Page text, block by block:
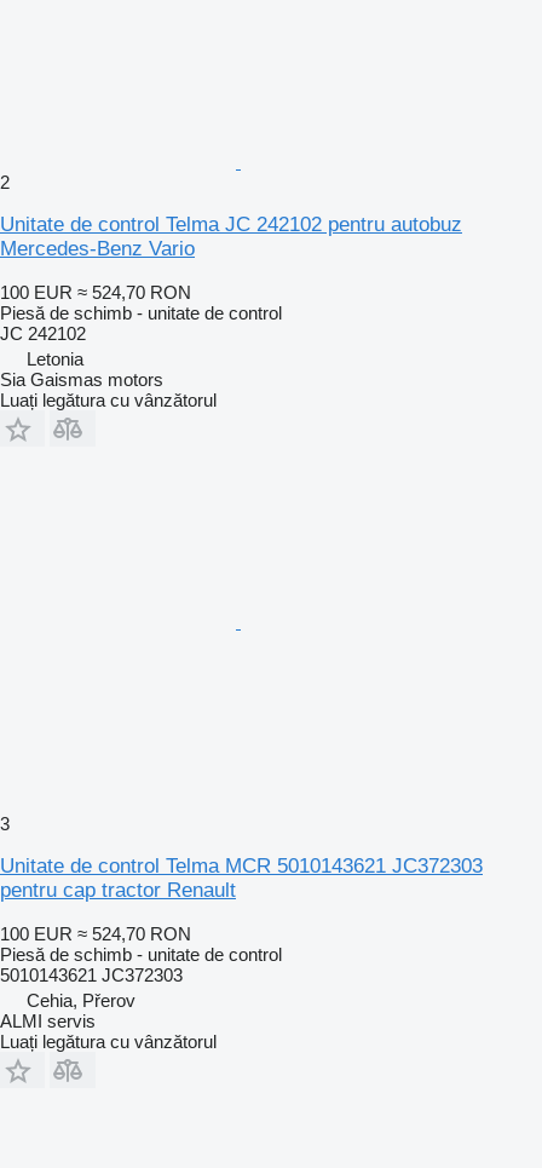
2
Unitate de control Telma JC 242102 pentru autobuz
Mercedes-Benz Vario
100 EUR ≈ 524,70 RON
Piesă de schimb - unitate de control
JC 242102
Letonia
Sia Gaismas motors
Luați legătura cu vânzătorul
3
Unitate de control Telma MCR 5010143621 JC372303
pentru cap tractor Renault
100 EUR ≈ 524,70 RON
Piesă de schimb - unitate de control
5010143621 JC372303
Cehia, Přerov
ALMI servis
Luați legătura cu vânzătorul